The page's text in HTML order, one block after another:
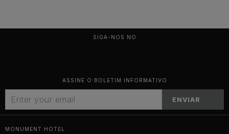
SIGA-NOS NO
ASSINE O BOLETIM INFORMATIVO
ENVIAR
MONUMENT HOTEL